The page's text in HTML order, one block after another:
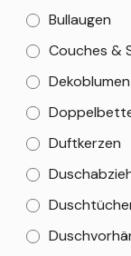
Bullaugen
Couches &
Dekoblumen
Duftkerzen